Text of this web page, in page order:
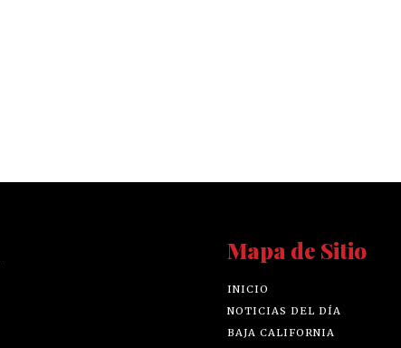
Mapa de Sitio
INICIO
NOTICIAS DEL DÍA
BAJA CALIFORNIA